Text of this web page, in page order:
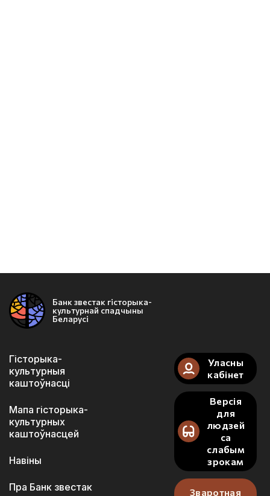
Банк звестак гісторыка-
культурнай спадчыны
Беларусі
Гісторыка-
культурныя
каштоўнасці
Мапа гісторыка-
культурных
каштоўнасцей
Навіны
Пра Банк звестак
Уласны
кабінет
Версія
для
людзей
са
слабым
зрокам
Зваротная